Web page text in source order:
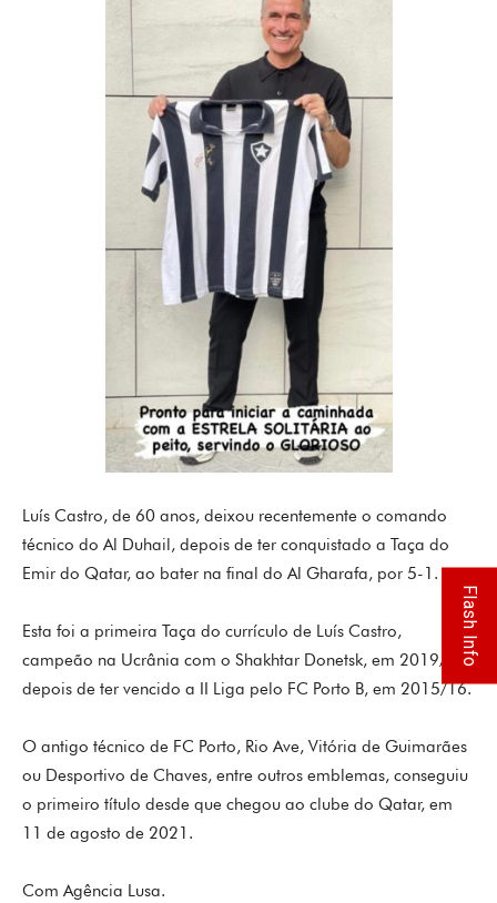
Luís Castro, de 60 anos, deixou recentemente o comando
técnico do Al Duhail, depois de ter conquistado a Taça do
Emir do Qatar, ao bater na final do Al Gharafa, por 5-1.
Esta foi a primeira Taça do currículo de Luís Castro,
campeão na Ucrânia com o Shakhtar Donetsk, em 2019/20,
depois de ter vencido a II Liga pelo FC Porto B, em 2015/16.
O antigo técnico de FC Porto, Rio Ave, Vitória de Guimarães
ou Desportivo de Chaves, entre outros emblemas, conseguiu
o primeiro título desde que chegou ao clube do Qatar, em
11 de agosto de 2021.
Com Agência Lusa.
Flash Info